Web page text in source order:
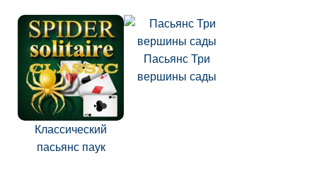
Классический
пасьянс паук
Пасьянс Три
вершины сады